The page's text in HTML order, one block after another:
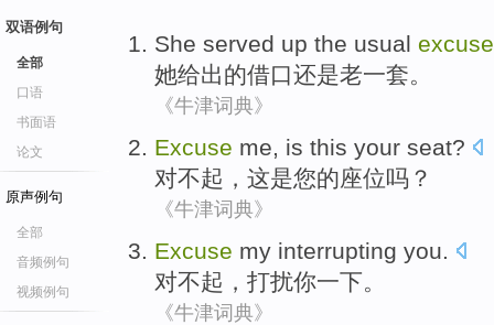
双语例句
全部
口语
书面语
论文
原声例句
全部
音频例句
视频例句
She served up the usual excuse
她给出的借口还是老一套。
《牛津词典》
Excuse me, is this your seat?
对不起 ， 这是您的座位吗？
《牛津词典》
Excuse my interrupting you
对不起 ， 打扰你一下。
《牛津词典》